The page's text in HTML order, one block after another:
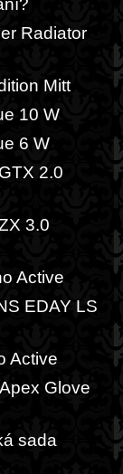
Radiator
Mitt
10 W
6 W
2.0
3.0
Active
EDAY LS
Active
Glove
sada